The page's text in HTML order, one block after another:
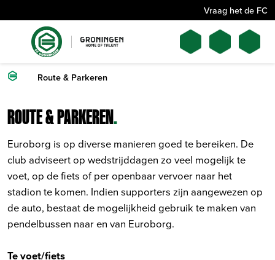
Vraag het de FC
Route & Parkeren
ROUTE & PARKEREN.
Euroborg is op diverse manieren goed te bereiken. De
club adviseert op wedstrijddagen zo veel mogelijk te
voet, op de fiets of per openbaar vervoer naar het
stadion te komen. Indien supporters zijn aangewezen op
de auto, bestaat de mogelijkheid gebruik te maken van
pendelbussen naar en van Euroborg.
Te voet/fiets